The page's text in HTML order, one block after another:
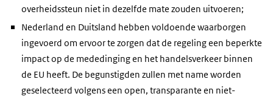
overheidssteun niet in dezelfde mate zouden uitvoeren;
Nederland en Duitsland hebben voldoende waarborgen
ingevoerd om ervoor te zorgen dat de regeling een beperkte
impact op de mededinging en het handelsverkeer binnen
de EU heeft. De begunstigden zullen met name worden
geselecteerd volgens een open, transparante en niet-